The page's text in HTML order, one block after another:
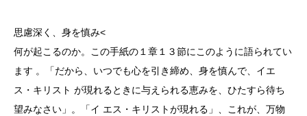
思慮深く、身を慎み<
何が起こるのか。この手紙の１章１３節にこのように語られてい
ます 。「だから、いつでも心を引き締め、身を慎んで、イエ
ス・キリスト が現れるときに与えられる恵みを、ひたすら待ち
望みなさい」。「イ エス・キリストが現れる」、これが、万物